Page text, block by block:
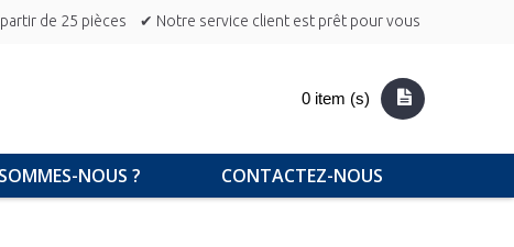
de 25 pièces ✔ Notre service client est prêt pour vous
0 item (s)
NOUS ? CONTACTEZ-NOUS